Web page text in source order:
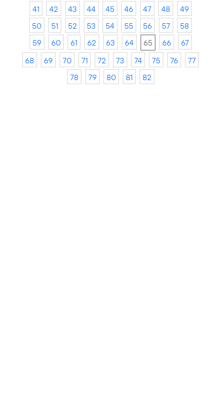
41
42 43 44 45 46 47 48
49
50
51 52 53 54 55 56 57
58
59
60 61 62 63 64 65 66
67
68
69 70 71 72 73 74 75 76
77
78
79 80 81 82